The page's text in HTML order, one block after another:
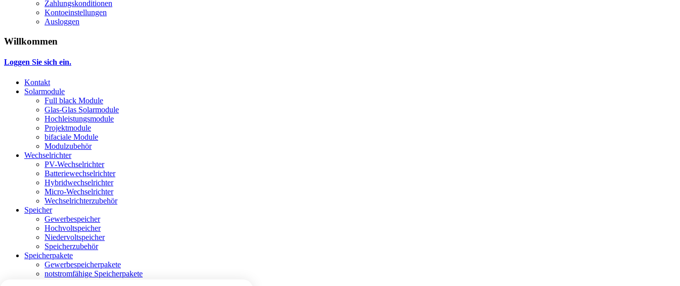
Zahlungskonditionen
Kontoeinstellungen
Ausloggen
Willkommen
Loggen Sie sich ein.
Kontakt
Solarmodule
Full black Module
Glas-Glas Solarmodule
Hochleistungsmodule
Projektmodule
bifaciale Module
Modulzubehör
Wechselrichter
PV-Wechselrichter
Batteriewechselrichter
Hybridwechselrichter
Micro-Wechselrichter
Wechselrichterzubehör
Speicher
Gewerbespeicher
Hochvoltspeicher
Niedervoltspeicher
Speicherzubehör
Speicherpakete
Gewerbespeicherpakete
notstromfähige Speicherpakete